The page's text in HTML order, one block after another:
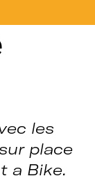
les
place
a Bike.